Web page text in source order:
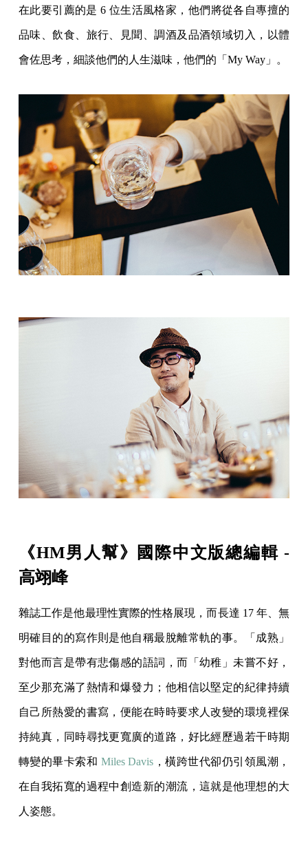
在此要引薦的是 6 位生活風格家，他們將從各自專擅的
品味、飲食、旅行、見聞、調酒及品酒領域切入，以體
會佐思考，細談他們的人生滋味，他們的「My Way」。
《HM男人幫》國際中文版總編輯 -
高翊峰
雜誌工作是他最理性實際的性格展現，而長達 17 年、無
明確目的的寫作則是他自稱最脫離常軌的事。「成熟」
對他而言是帶有悲傷感的語詞，而「幼稚」未嘗不好，
至少那充滿了熱情和爆發力；他相信以堅定的紀律持續
自己所熱愛的書寫，便能在時時要求人改變的環境裡保
持純真，同時尋找更寬廣的道路，好比經歷過若干時期
轉變的畢卡索和 Miles Davis ，橫跨世代卻仍引領風潮，
在自我拓寬的過程中創造新的潮流，這就是他理想的大
人姿態。